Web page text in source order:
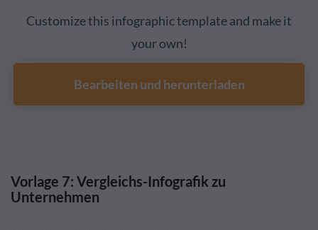
Customize this infographic template and make it
your own!
Bearbeiten und herunterladen
Vorlage 7: Vergleichs-Infografik zu
Unternehmen